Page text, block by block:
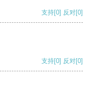
支持[0] 反对[0]
支持[0] 反对[0]